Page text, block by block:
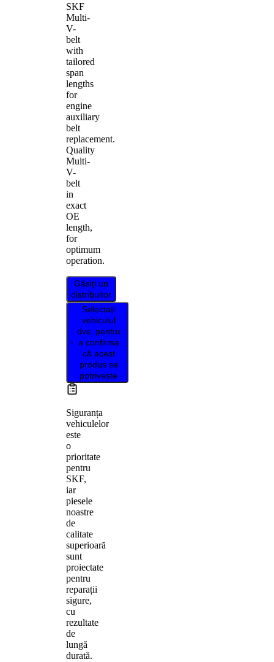
SKF
Multi-
V-
belt
with
tailored
span
lengths
for
engine
auxiliary
belt
replacement.
Quality
Multi-
V-
belt
in
exact
OE
length,
for
optimum
operation.
Găsiți un
distribuitor
Selectați
vehiculul
dvs. pentru
a confirma
că acest
produs se
potrivește
Siguranța
vehiculelor
este
o
prioritate
pentru
SKF,
iar
piesele
noastre
de
calitate
superioară
sunt
proiectate
pentru
reparații
sigure,
cu
rezultate
de
lungă
durată.